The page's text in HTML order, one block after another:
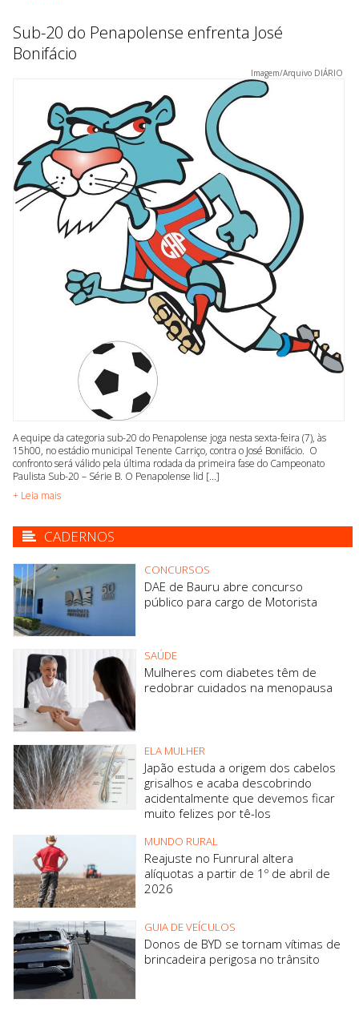
Sub-20 do Penapolense enfrenta José
Bonifácio
Imagem/Arquivo DIÁRIO
A equipe da categoria sub-20 do Penapolense joga nesta sexta-feira (7), às
15h00, no estádio municipal Tenente Carriço, contra o José Bonifácio. O
confronto será válido pela última rodada da primeira fase do Campeonato
Paulista Sub-20 – Série B. O Penapolense lid [...]
+ Leia mais
CADERNOS
CONCURSOS
DAE de Bauru abre concurso
público para cargo de Motorista
SAÚDE
Mulheres com diabetes têm de
redobrar cuidados na menopausa
ELA MULHER
Japão estuda a origem dos cabelos
grisalhos e acaba descobrindo
acidentalmente que devemos ficar
muito felizes por tê-los
MUNDO RURAL
Reajuste no Funrural altera
alíquotas a partir de 1º de abril de
2026
GUIA DE VEÍCULOS
Donos de BYD se tornam vítimas de
brincadeira perigosa no trânsito